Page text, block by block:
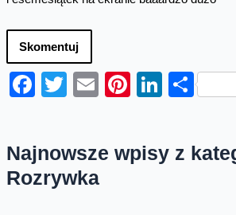
Skomentuj
Facebook
Twitter
EmailPinterest
Najnowsze wpisy z
Rozrywka